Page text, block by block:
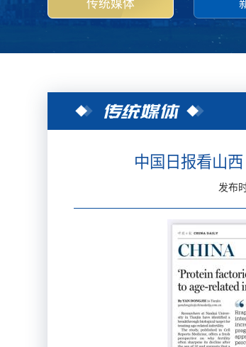
传统媒体
传统媒体
中国日报看山
发布